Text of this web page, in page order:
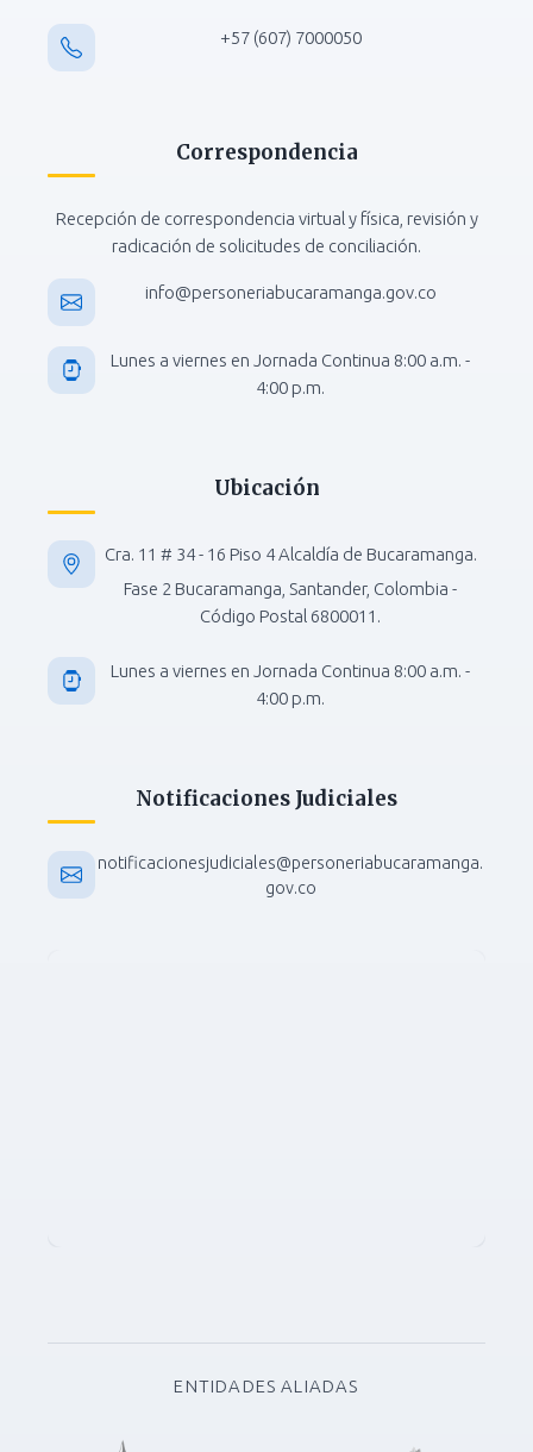
+57 (607) 7000050
Correspondencia
Recepción de correspondencia virtual y física, revisión y
radicación de solicitudes de conciliación.
info@personeriabucaramanga.gov.co
Lunes a viernes en Jornada Continua 8:00 a.m. -
4:00 p.m.
Ubicación
Cra. 11 # 34 - 16 Piso 4 Alcaldía de Bucaramanga.
Fase 2 Bucaramanga, Santander, Colombia -
Código Postal 6800011.
Lunes a viernes en Jornada Continua 8:00 a.m. -
4:00 p.m.
Notificaciones Judiciales
notificacionesjudiciales@personeriabucaramanga.
gov.co
ENTIDADES ALIADAS